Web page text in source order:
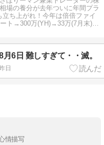
場の養分が去年ついに年間プラ
ち上がれ！今年は倍倍ファイ
ート→300万(YH)→33万(7月末)→
月6日 難しすぎて・・滅。
昨日
情描写